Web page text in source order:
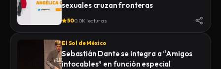
sexuales cruzan fronteras
500.0K lecturas
El Sol de México
Sebastián Dante se integra a “Amigos
intocables” en función especial